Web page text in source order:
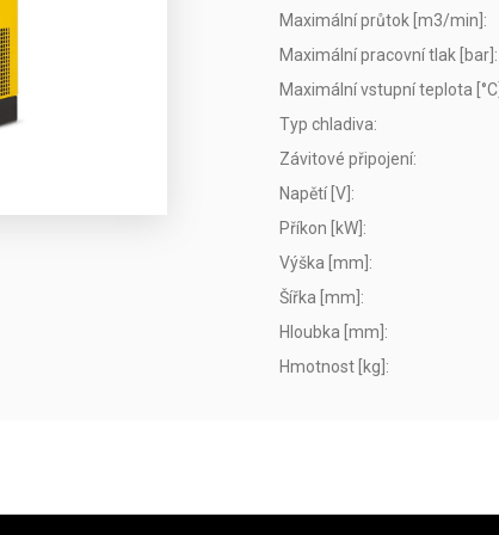
Maximální průtok [m3/min] :
Maximální pracovní tlak [bar] :
Maximální vstupní teplota [°C]
Typ chladiva:
Závitové připojení:
Napětí [V] :
Příkon [kW] :
Výška [mm] :
Šířka [mm] :
Hloubka [mm] :
Hmotnost [kg] :